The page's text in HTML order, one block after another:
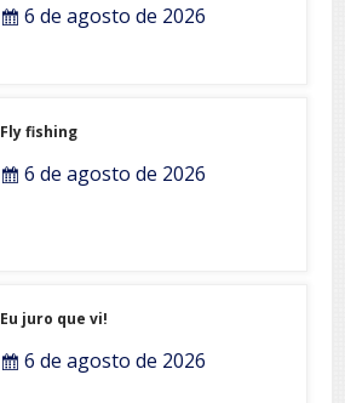
6 de agosto de 2026
Fly fishing
6 de agosto de 2026
Eu juro que vi!
6 de agosto de 2026